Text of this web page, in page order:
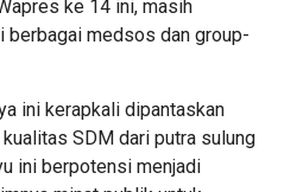
ke 14 ini, masih
berbagai medsos dan group-
ini kerapkali dipantaskan
SDM dari putra sulung
ini berpotensi menjadi